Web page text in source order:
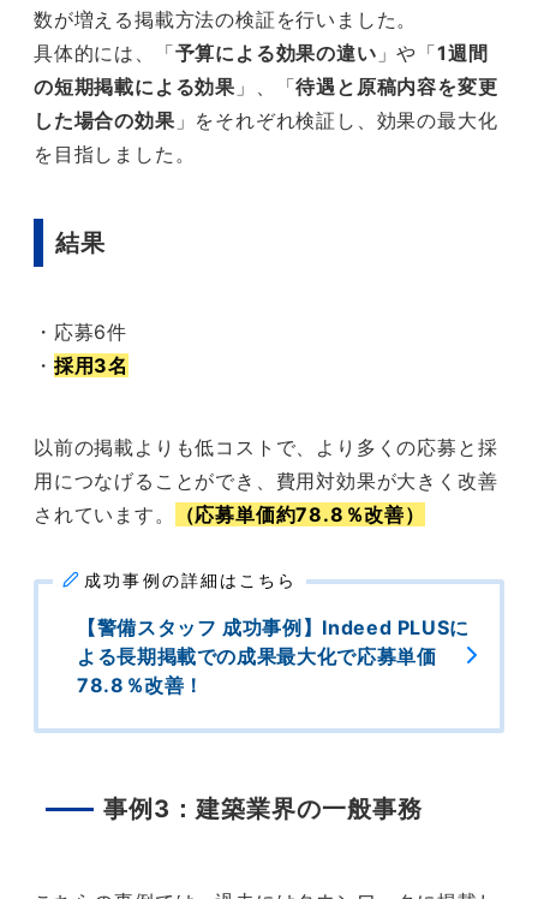
数が増える掲載方法の検証を行いました。
具体的には、「予算による効果の違い 」や「1週間
の短期掲載による効果 」、「待遇と原稿内容を変更
した場合の効果 」をそれぞれ検証し、効果の最大化
を目指しました。
結果
・応募6件
・ 採用3名
以前の掲載よりも低コストで、より多くの応募と採
用につなげることができ、費用対効果が大きく改善
されています。
（応募単価約78.8％改善）
成功事例の詳細はこちら
【警備スタッフ 成功事例】Indeed PLUSに
よる長期掲載での成果最大化で応募単価
78.8％改善！
事例3：建築業界の一般事務